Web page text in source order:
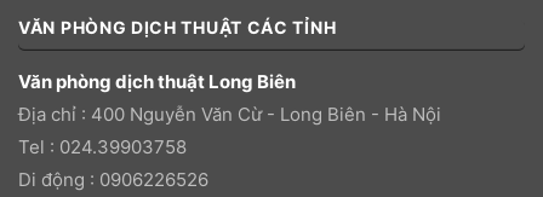
VĂN PHÒNG DỊCH THUẬT CÁC TỈNH
Văn phòng dịch thuật Long Biên
Địa chỉ : 400 Nguyễn Văn Cừ - Long Biên - Hà Nội
Tel : 024.39903758
Di động : 0906226526